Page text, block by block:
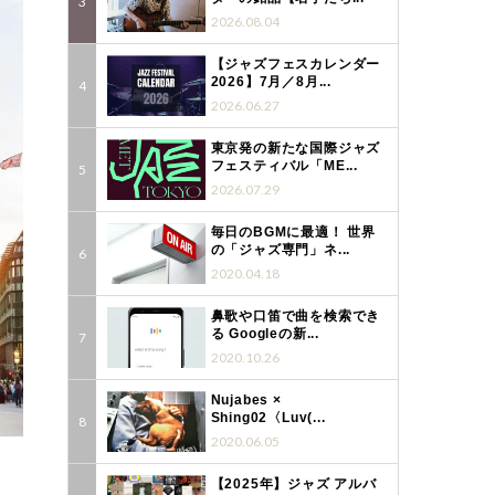
2026.08.04
【ジャズフェスカレンダー
2026】7月／8月...
2026.06.27
東京発の新たな国際ジャズ
フェスティバル「ME...
2026.07.29
毎日のBGMに最適！ 世界
の「ジャズ専門」ネ...
2020.04.18
鼻歌や口笛で曲を検索でき
る Googleの新...
2020.10.26
Nujabes ×
Shing02〈Luv(...
2020.06.05
【2025年】ジャズ アルバ